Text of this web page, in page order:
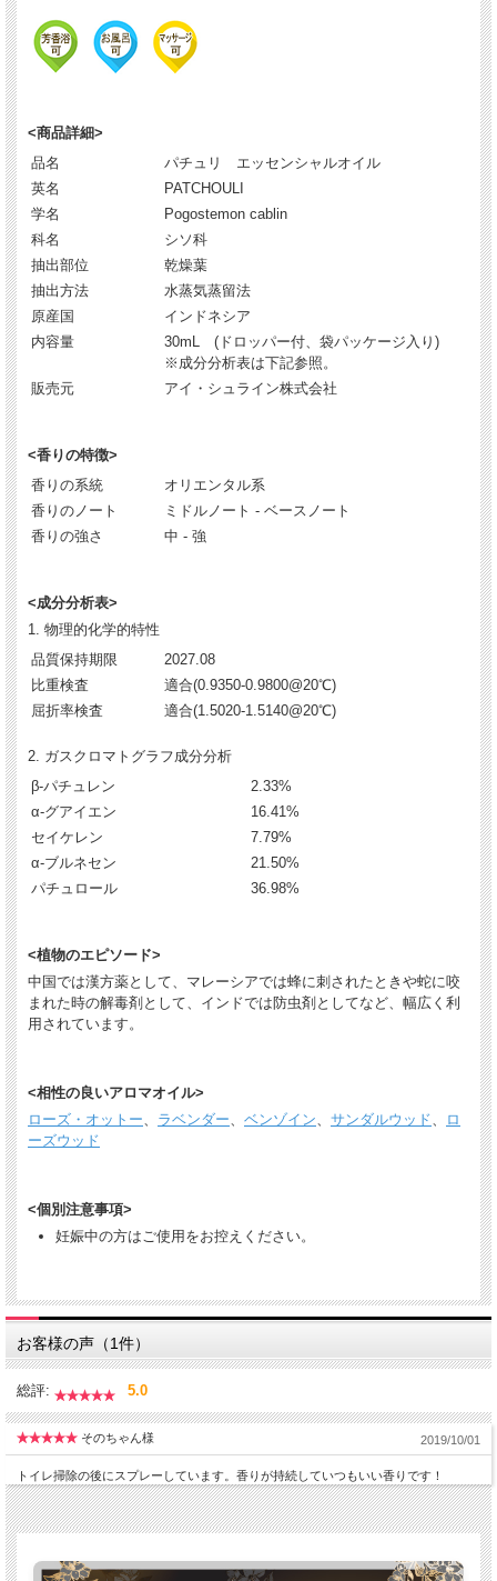
<商品詳細>
品名
パチュリ エッセンシャルオイル
英名
PATCHOULI
学名
Pogostemon cablin
科名
シソ科
抽出部位
乾燥葉
抽出方法
水蒸気蒸留法
原産国
インドネシア
内容量
30mL (ドロッパー付、袋パッケージ入り)
※成分分析表は下記参照。
販売元
アイ・シュライン株式会社
<香りの特徴>
香りの系統
オリエンタル系
香りのノート
ミドルノート - ベースノート
香りの強さ
中 - 強
<成分分析表>
1. 物理的化学的特性
品質保持期限
2027.08
比重検査
適合(0.9350-0.9800@20℃)
屈折率検査
適合(1.5020-1.5140@20℃)
2. ガスクロマトグラフ成分分析
β-パチュレン
2.33%
α-グアイエン
16.41%
セイケレン
7.79%
α-ブルネセン
21.50%
パチュロール
36.98%
<植物のエピソード>
中国では漢方薬として、マレーシアでは蜂に刺されたときや蛇に咬
まれた時の解毒剤として、インドでは防虫剤としてなど、幅広く利
用されています。
<相性の良いアロマオイル>
ローズ・オットー、 ラベンダー、 ベンゾイン、 サンダルウッド、
ロ
ーズウッド
<個別注意事項>
妊娠中の方はご使用をお控えください。
お客様の声（1件）
総評: 5.0
そのちゃん様 2019/10/01
トイレ掃除の後にスプレーしています。香りが持続していつもいい香りです！